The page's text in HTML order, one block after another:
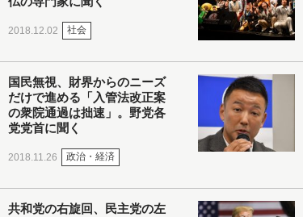
2018.12.02 社会
国民無視、財界からのニーズ
だけで進める「入管法改正案
の衆院通過は拙速」。野党各
党党首に聞く
2018.11.26 政治・経済
共和党の右旋回、民主党の左